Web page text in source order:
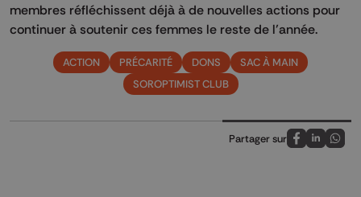
membres réfléchissent déjà à de nouvelles actions pour
continuer à soutenir ces femmes le reste de l’année.
ACTION PRÉCARITÉ DONS
SAC À MAIN
SOROPTIMIST CLUB
Partager sur
Partagez sur
Partagez